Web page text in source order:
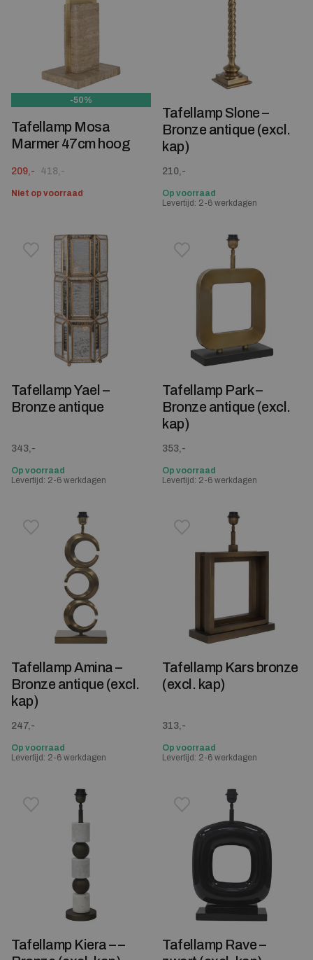
-50%
Tafellamp Mosa
Marmer 47cm hoog
418,-
Oorspronkelijke prijs was: 418,-.
209,-
Huidige prijs is: 209,-.
Niet op voorraad
Tafellamp Slone –
Bronze antique (excl.
kap)
210,-
Op voorraad
Levertijd: 2-6 werkdagen
Toevoegen aan verlanglijstje
Verwijderen van verlanglijst
Tafellamp Yael –
Bronze antique
343,-
Op voorraad
Levertijd: 2-6 werkdagen
Toevoegen aan
Verwijderen van verlanglijst
Tafellamp Park –
Bronze antique (excl.
kap)
353,-
Op voorraad
Levertijd: 2-6 werkdagen
Toevoegen aan verlanglijstje
Verwijderen van verlanglijst
Tafellamp Amina –
Bronze antique (excl.
kap)
247,-
Op voorraad
Levertijd: 2-6 werkdagen
Toevoegen aan
Verwijderen van verlanglijst
Tafellamp Kars bronze
(excl. kap)
313,-
Op voorraad
Levertijd: 2-6 werkdagen
Toevoegen aan verlanglijstje
Verwijderen van verlanglijst
Tafellamp Kiera – –
Toevoegen aan
Verwijderen van verlanglijst
Tafellamp Rave –